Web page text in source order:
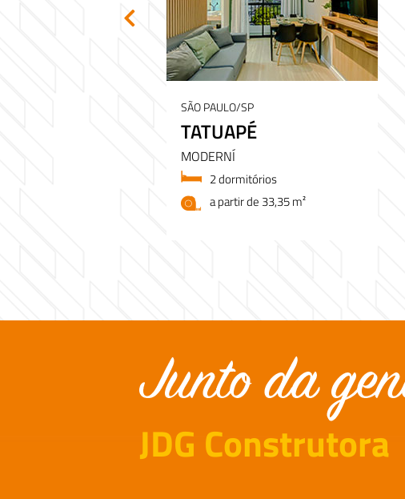
SÃO PAULO/SP
TATUAPÉ
MODERNÍ
2 dormitórios
a partir de 33,35 m²
JDG Construtora